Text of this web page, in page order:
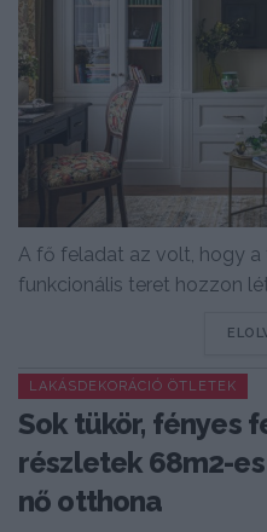
A fő feladat az volt, hogy a
funkcionális teret hozzon
LAKÁSDEKORÁCIÓ ÖTLETEK
Sok tükör, fényes
részletek 68m2-
nő otthona